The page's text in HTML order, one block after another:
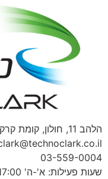
הלהב 11, חולון, קומת קרקע, יחידה A27
clark@technoclark.co.il
03-559-0004
שעות פעילות: א'-ה' 7:30-17:00